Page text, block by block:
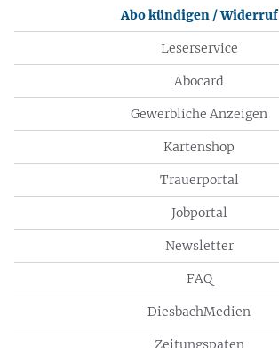
Abo kündigen / Widerruf
Leserservice
Abocard
Gewerbliche Anzeigen
Kartenshop
Trauerportal
Jobportal
Newsletter
FAQ
DiesbachMedien
Zeitungspaten